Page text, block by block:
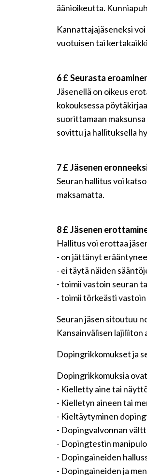
äänioikeutta.
Kannattajajäseneksi
vuotuisen tai
6 £ Seurasta
Jäsenellä on oikeus
kokouksessa
suorittamaan
sovittu ja hallituksella
7 £ Jäsenen
Seuran hallitus voi
maksamatta.
8 £ Jäsenen
Hallitus voi erottaa
- on jättänyt
- ei täytä näiden
- toimii vastoin seuran
- toimii törkeästi
Seuran jäsen sitoutuu
Kansainvälisen
Dopingrikkomukset ja
Dopingrikkomuksia
- Kielletty aine tai
- Kielletyn aineen tai
- Kieltäytyminen
- Dopingvalvonnan
- Dopingtestin
- Dopingaineiden
- Dopingaineiden ja